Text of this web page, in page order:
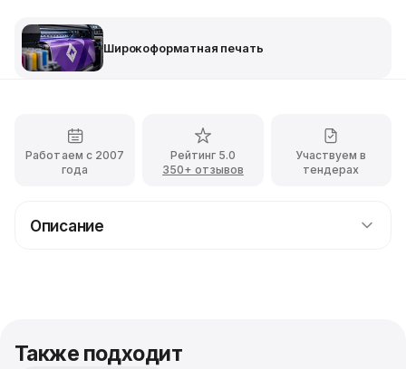
Широкоформатная печать
Работаем с 2007
года
Рейтинг 5.0
350+ отзывов
Участвуем в
тендерах
Описание
изготовление рекламных и декоративных полотен
Также подходит